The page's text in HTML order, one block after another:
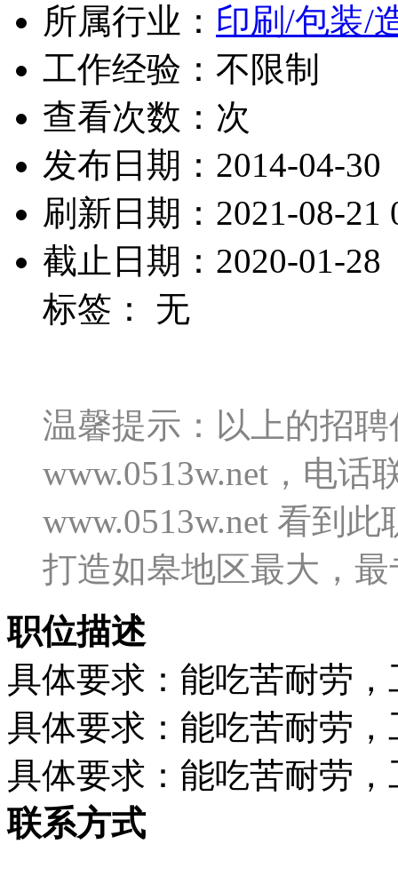
所属行业： 印刷/包装/
工作经验：不限制
查看次数： 次
发布日期：2014-04-30
刷新日期：2021-08-21
截止日期：2020-01-28
标签： 无
温馨提示：以上的招
www.0513w.net，电
www.0513w.net 看到
打造如皋地区最大，
职位描述
具体要求：能吃苦耐劳
具体要求：能吃苦耐劳
具体要求：能吃苦耐劳
联系方式